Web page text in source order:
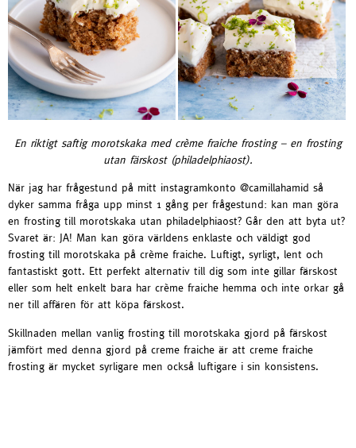
En riktigt saftig morotskaka med crème fraiche frosting – en frosting
utan färskost (philadelphiaost).
När jag har frågestund på mitt instagramkonto @camillahamid så
dyker samma fråga upp minst 1 gång per frågestund: kan man göra
en frosting till morotskaka utan philadelphiaost? Går den att byta ut?
Svaret är: JA! Man kan göra världens enklaste och väldigt god
frosting till morotskaka på crème fraiche. Luftigt, syrligt, lent och
fantastiskt gott. Ett perfekt alternativ till dig som inte gillar färskost
eller som helt enkelt bara har crème fraiche hemma och inte orkar gå
ner till affären för att köpa färskost.
Skillnaden mellan vanlig frosting till morotskaka gjord på färskost
jämfört med denna gjord på creme fraiche är att creme fraiche
frosting är mycket syrligare men också luftigare i sin konsistens.